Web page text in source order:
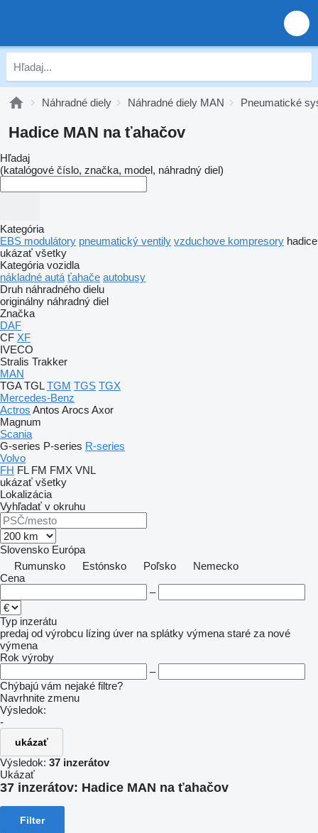
Náhradné diely Náhradné diely MAN Pneumatické
Hadice MAN na ťahačov
Hľadaj
(katalógové číslo, značka, model, náhradný diel)
Kategória
EBS modulátory pneumatický ventily vzduchove kompresory hadice
ukázať všetky
Kategória vozidla
nákladné autá ťahače autobusy
Druh náhradného dielu
originálny náhradný diel
Značka
DAF
CF XF
IVECO
Stralis Trakker
MAN
TGA TGL TGM TGS TGX
Mercedes-Benz
Actros Antos Arocs Axor
Magnum
Scania
G-series P-series R-series
Volvo
FH FL FM FMX VNL
ukázať všetky
Lokalizácia
Vyhľadať v okruhu
Slovensko Európa
Rumunsko
Estónsko Poľsko
Nemecko
Cena
–
Typ inzerátu
predaj od výrobcu lízing úver na splátky výmena staré za nové
výmena
Rok výroby
–
Chýbajú vám nejaké filtre?
Navrhnite zmenu
Výsledok:
-
ukázať
Výsledok: 37 inzerátov
Ukázať
37 inzerátov: Hadice MAN na ťahačov
Filter